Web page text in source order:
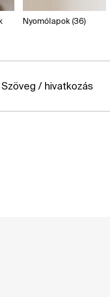
Nyomólapok (36)
Szöveg / hivatkozás